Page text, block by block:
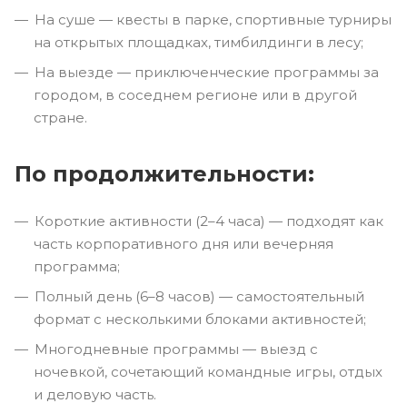
На суше — квесты в парке, спортивные турниры
на открытых площадках, тимбилдинги в лесу;
На выезде — приключенческие программы за
городом, в соседнем регионе или в другой
стране.
По продолжительности:
Короткие активности (2–4 часа) — подходят как
часть корпоративного дня или вечерняя
программа;
Полный день (6–8 часов) — самостоятельный
формат с несколькими блоками активностей;
Многодневные программы — выезд с
ночевкой, сочетающий командные игры, отдых
и деловую часть.